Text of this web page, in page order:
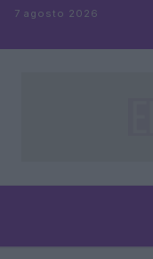
Saltar al contenido
7 agosto 2026